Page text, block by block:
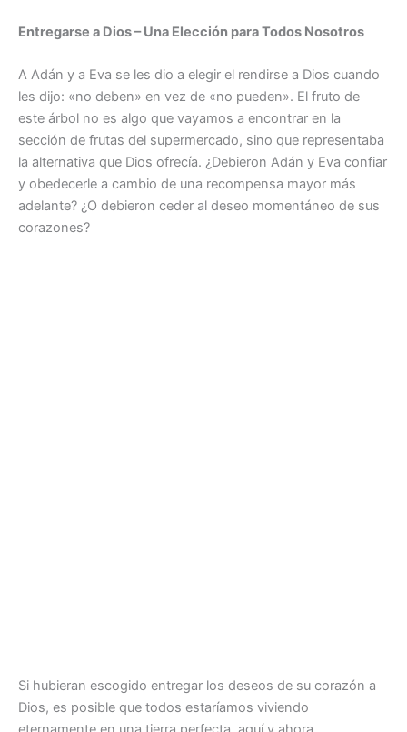
Entregarse a Dios – Una Elección para Todos Nosotros
A Adán y a Eva se les dio a elegir el rendirse a Dios cuando
les dijo: «no deben» en vez de «no pueden». El fruto de
este árbol no es algo que vayamos a encontrar en la
sección de frutas del supermercado, sino que representaba
la alternativa que Dios ofrecía. ¿Debieron Adán y Eva confiar
y obedecerle a cambio de una recompensa mayor más
adelante? ¿O debieron ceder al deseo momentáneo de sus
corazones?
Si hubieran escogido entregar los deseos de su corazón a
Dios, es posible que todos estaríamos viviendo